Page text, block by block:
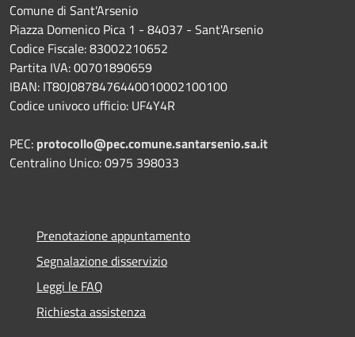
Comune di Sant'Arsenio
Piazza Domenico Pica 1 - 84037 - Sant'Arsenio
Codice Fiscale: 83002210652
Partita IVA: 00701890659
IBAN: IT80J0878476440010002100100
Codice univoco ufficio: UF4Y4R
PEC: protocollo@pec.comune.santarsenio.sa.it
Centralino Unico: 0975 398033
Prenotazione appuntamento
Segnalazione disservizio
Leggi le FAQ
Richiesta assistenza